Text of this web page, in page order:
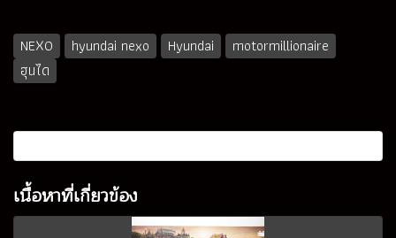
NEXO hyundai nexo Hyundai
motormillionaire
ฮุนได
เนื้อหาที่เกี่ยวข้อง